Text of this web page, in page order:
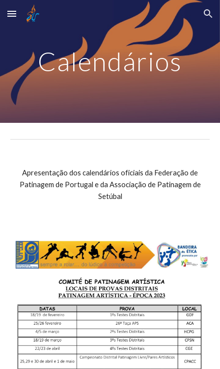
Skip to main content Skip to navigation
Calendários
Apresentação dos calendários oficiais da Federação de
Patinagem de Portugal e da Associação de Patinagem de
Setúbal